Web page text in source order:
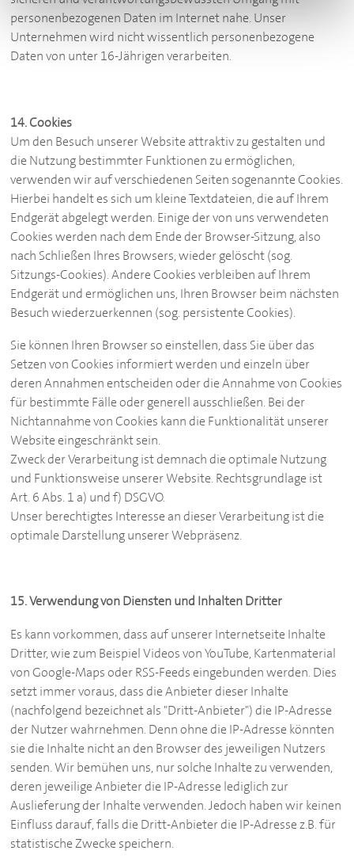
personenbezogenen Daten im Internet nahe. Unser
Unternehmen wird nicht wissentlich personenbezogene
Daten von unter 16-Jährigen verarbeiten.
14. Cookies
Um den Besuch unserer Website attraktiv zu gestalten und
die Nutzung bestimmter Funktionen zu ermöglichen,
verwenden wir auf verschiedenen Seiten sogenannte Cookies.
Hierbei handelt es sich um kleine Textdateien, die auf Ihrem
Endgerät abgelegt werden. Einige der von uns verwendeten
Cookies werden nach dem Ende der Browser-Sitzung, also
nach Schließen Ihres Browsers, wieder gelöscht (sog.
Sitzungs-Cookies). Andere Cookies verbleiben auf Ihrem
Endgerät und ermöglichen uns, Ihren Browser beim nächsten
Besuch wiederzuerkennen (sog. persistente Cookies).
Sie können Ihren Browser so einstellen, dass Sie über das
Setzen von Cookies informiert werden und einzeln über
deren Annahmen entscheiden oder die Annahme von Cookies
für bestimmte Fälle oder generell ausschließen. Bei der
Nichtannahme von Cookies kann die Funktionalität unserer
Website eingeschränkt sein.
Zweck der Verarbeitung ist demnach die optimale Nutzung
und Funktionsweise unserer Website. Rechtsgrundlage ist
Art. 6 Abs. 1 a) und f) DSGVO.
Unser berechtigtes Interesse an dieser Verarbeitung ist die
optimale Darstellung unserer Webpräsenz.
15. Verwendung von Diensten und Inhalten Dritter
Es kann vorkommen, dass auf unserer Internetseite Inhalte
Dritter, wie zum Beispiel Videos von YouTube, Kartenmaterial
von Google-Maps oder RSS-Feeds eingebunden werden. Dies
setzt immer voraus, dass die Anbieter dieser Inhalte
(nachfolgend bezeichnet als "Dritt-Anbieter") die IP-Adresse
der Nutzer wahrnehmen. Denn ohne die IP-Adresse könnten
sie die Inhalte nicht an den Browser des jeweiligen Nutzers
senden. Wir bemühen uns, nur solche Inhalte zu verwenden,
deren jeweilige Anbieter die IP-Adresse lediglich zur
Auslieferung der Inhalte verwenden. Jedoch haben wir keinen
Einfluss darauf, falls die Dritt-Anbieter die IP-Adresse z.B. für
statistische Zwecke speichern.